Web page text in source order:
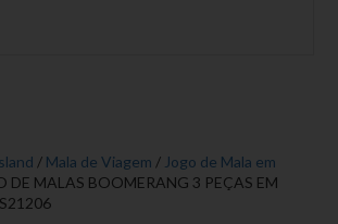
/ Mala de Viagem / Jogo de Mala em
DE MALAS BOOMERANG 3 PEÇAS EM